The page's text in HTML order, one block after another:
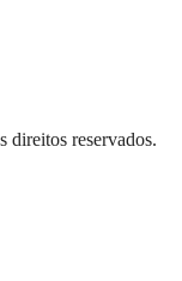
reservados.